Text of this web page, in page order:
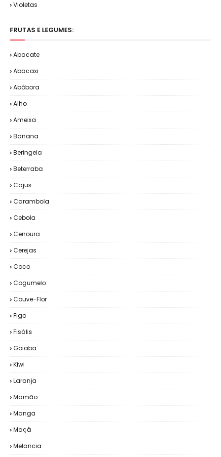
Violetas
FRUTAS E LEGUMES:
Abacate
Abacaxi
Abóbora
Alho
Ameixa
Banana
Beringela
Beterraba
Cajus
Carambola
Cebola
Cenoura
Cerejas
Coco
Cogumelo
Couve-Flor
Figo
Fisális
Goiaba
Kiwi
Laranja
Mamão
Manga
Maçã
Melancia